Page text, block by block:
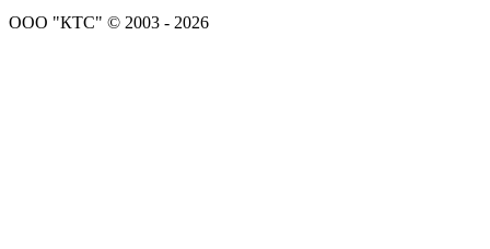
ООО "КТС" © 2003 - 2026